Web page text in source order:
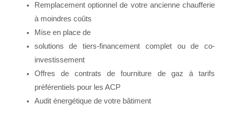
Remplacement optionnel de votre ancienne chaufferie
à moindres coûts
Mise en place de
solutions de tiers-financement complet ou de co-
investissement
Offres de contrats de fourniture de gaz à tarifs
préférentiels pour les ACP
Audit énergétique de votre bâtiment